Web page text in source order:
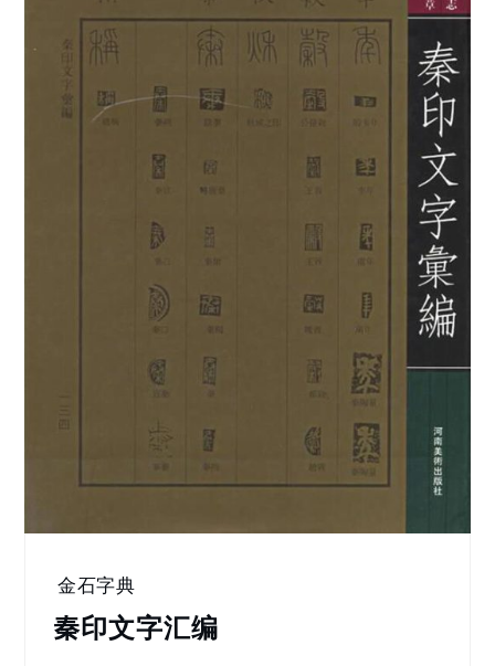
金石字典
秦印文字汇编